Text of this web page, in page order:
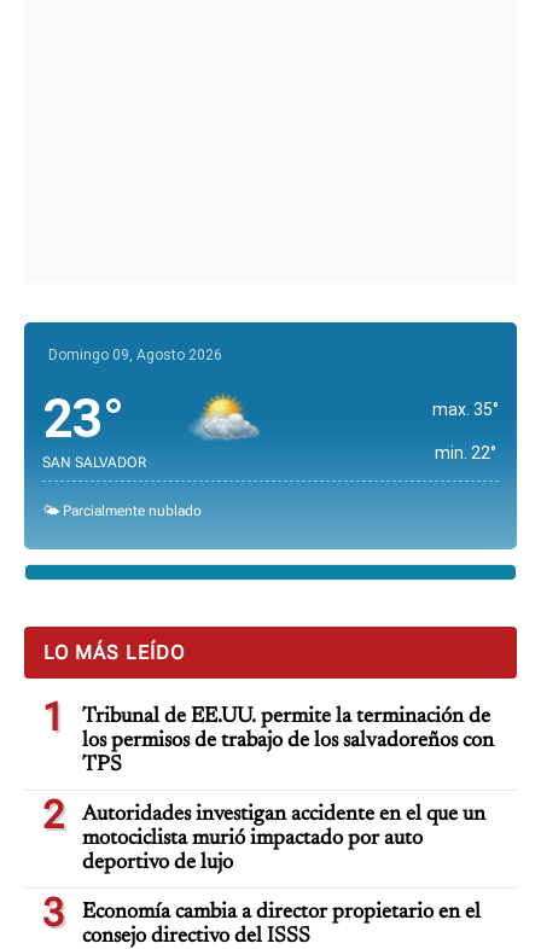
Domingo 09, Agosto 2026
23°
SAN SALVADOR
max. 35°
min. 22°
🌤️ Parcialmente nublado
LO MÁS LEÍDO
1
Tribunal de EE.UU. permite la terminación de
los permisos de trabajo de los salvadoreños con
TPS
2
Autoridades investigan accidente en el que un
motociclista murió impactado por auto
deportivo de lujo
3
Economía cambia a director propietario en el
consejo directivo del ISSS